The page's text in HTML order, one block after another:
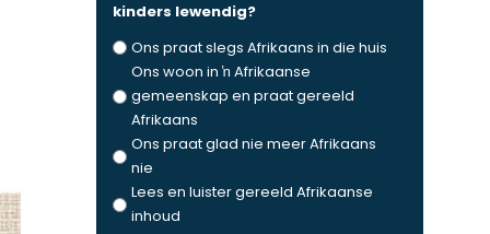
kinders lewendig?
Ons praat slegs Afrikaans in die huis
Ons woon in ŉ Afrikaanse
gemeenskap en praat gereeld
Afrikaans
Ons praat glad nie meer Afrikaans
nie
Lees en luister gereeld Afrikaanse
inhoud